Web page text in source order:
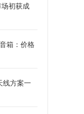
初获成
箱：价格
线方案一